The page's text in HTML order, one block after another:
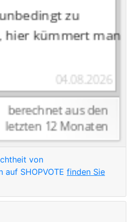
von
auf SHOPVOTE finden Sie